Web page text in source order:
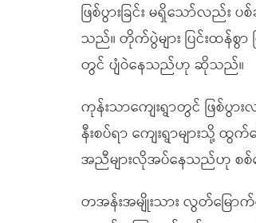
ဖြစ်ပွားခြင်း မရှိသော်လည်း ပ
သည်။ တိုက်ပွဲများ ပြင်းထန်စွာ
တွင် ပျံဝဲနေသည်ဟု ဆိုသည်။
ကုန်းသာကျေးရွာတွင် ဖြစ်ပွ
နီးစပ်ရာ ကျေးရွာများသို့
အညီများလိုအပ်နေသည်ဟု စစ်ဘ
တအန်းအမျိုးသား လွတ်မြောက်